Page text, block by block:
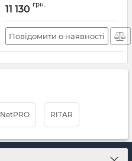
11 130 грн.
Повідомити о наявності
NetPRO RITAR